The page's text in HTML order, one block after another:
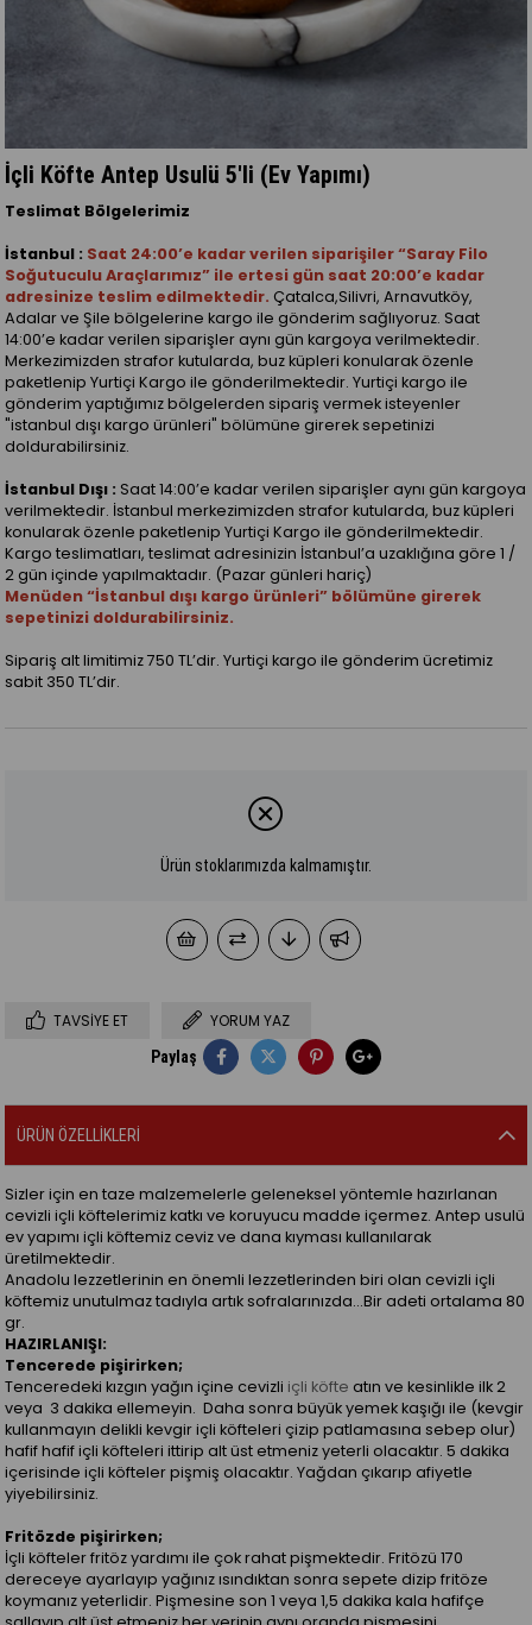
İçli Köfte Antep Usulü 5'li (Ev Yapımı)
Teslimat Bölgelerimiz
İstanbul : Saat 24:00’e kadar verilen siparişiler “Saray Filo
Soğutuculu Araçlarımız” ile ertesi gün saat 20:00’e kadar
adresinize teslim edilmektedir.Çatalca,Silivri, Arnavutköy,
Adalar ve Şile bölgelerine kargo ile gönderim sağlıyoruz. Saat
14:00’e kadar verilen siparişler aynı gün kargoya verilmektedir.
Merkezimizden strafor kutularda, buz küpleri konularak özenle
paketlenip Yurtiçi Kargo ile gönderilmektedir. Yurtiçi kargo ile
gönderim yaptığımız bölgelerden sipariş vermek isteyenler
"istanbul dışı kargo ürünleri" bölümüne girerek sepetinizi
doldurabilirsiniz.
İstanbul Dışı : Saat 14:00’e kadar verilen siparişler aynı gün kargoya
verilmektedir. İstanbul merkezimizden strafor kutularda, buz küpleri
konularak özenle paketlenip Yurtiçi Kargo ile gönderilmektedir.
Kargo teslimatları, teslimat adresinizin İstanbul’a uzaklığına göre 1 /
2 gün içinde yapılmaktadır. (Pazar günleri hariç)
Menüden “İstanbul dışı kargo ürünleri” bölümüne girerek
sepetinizi doldurabilirsiniz.
Sipariş alt limitimiz 750 TL’dir. Yurtiçi kargo ile gönderim ücretimiz
sabit 350 TL’dir.
Ürün stoklarımızda kalmamıştır.
TAVSIYE ET YORUM YAZ
Paylaş
ÜRÜN ÖZELLIKLERI
Sizler için en taze malzemelerle geleneksel yöntemle hazırlanan
cevizli içli köftelerimiz katkı ve koruyucu madde içermez. Antep usulü
ev yapımı içli köftemiz ceviz ve dana kıyması kullanılarak
üretilmektedir.
Anadolu lezzetlerinin en önemli lezzetlerinden biri olan cevizli içli
köftemiz unutulmaz tadıyla artık sofralarınızda…Bir adeti ortalama 80
gr.
HAZIRLANIŞI:
Tencerede pişirirken;
Tenceredeki kızgın yağın içine cevizli içli köfte atın ve kesinlikle ilk 2
veya 3 dakika ellemeyin. Daha sonra büyük yemek kaşığı ile (kevgir
kullanmayın delikli kevgir içli köfteleri çizip patlamasına sebep olur)
hafif hafif içli köfteleri ittirip alt üst etmeniz yeterli olacaktır. 5 dakika
içerisinde içli köfteler pişmiş olacaktır. Yağdan çıkarıp afiyetle
yiyebilirsiniz.
Fritözde pişirirken;
İçli köfteler fritöz yardımı ile çok rahat pişmektedir. Fritözü 170
dereceye ayarlayıp yağınız ısındıktan sonra sepete dizip fritöze
koymanız yeterlidir. Pişmesine son 1 veya 1,5 dakika kala hafifçe